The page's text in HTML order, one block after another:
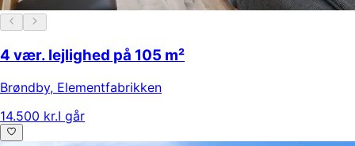
4 vær. lejlighed på 105 m²
Brøndby, Elementfabrikken
14.500 kr.I går